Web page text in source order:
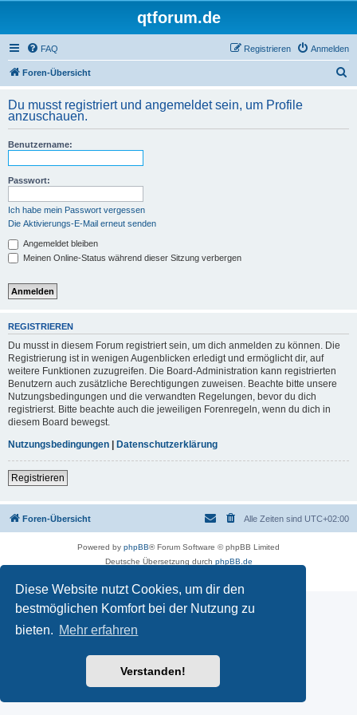
Diese Website nutzt Cookies, um dir den
bestmöglichen Komfort bei der Nutzung zu
bieten. Mehr erfahren
Verstanden!
qtforum.de
FAQ Anmelden
Registrieren
Foren-Übersicht
h
Du musst registriert und angemeldet sein, um Profile
anzuschauen.
Benutzername:
Passwort:
Ich habe mein Passwort vergessen
Die Aktivierungs-E-Mail erneut senden
Angemeldet bleiben
Meinen Online-Status während dieser Sitzung verbergen
REGISTRIEREN
Du musst in diesem Forum registriert sein, um dich anmelden zu können. Die
Registrierung ist in wenigen Augenblicken erledigt und ermöglicht dir, auf
weitere Funktionen zuzugreifen. Die Board-Administration kann registrierten
Benutzern auch zusätzliche Berechtigungen zuweisen. Beachte bitte unsere
Nutzungsbedingungen und die verwandten Regelungen, bevor du dich
registrierst. Bitte beachte auch die jeweiligen Forenregeln, wenn du dich in
diesem Board bewegst.
Nutzungsbedingungen | Datenschutzerklärung
Registrieren
Foren-Übersicht Alle Zeiten sind UTC+02:00
Powered by phpBB® Forum Software © phpBB Limited
Deutsche Übersetzung durch phpBB.de